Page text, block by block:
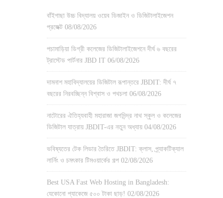
বাঁইগাছা উচ্চ বিদ্যালয় ওয়েব ডিজাইন ও ডিজিটালাইজেশন
প্রজেক্ট 08/08/2026
পচামাড়িয়া ডিগ্রী কলেজের ডিজিটালাইজেশনে দীর্ঘ ৬ বছরের
ট্রাস্টেড পার্টনার JBD IT 06/08/2026
দামনাশ মহাবিদ্যালয়ের ডিজিটাল রূপান্তরে JBDIT: দীর্ঘ ৭
বছরের নিরবচ্ছিন্ন বিশ্বাস ও পথচলা 06/08/2026
নাটোরের ঐতিহ্যবাহী মহারাজা জগদিন্দ্র নাথ স্কুল ও কলেজের
ডিজিটাল যাত্রায় JBDIT-এর নতুন অধ্যায় 04/08/2026
ভবিষ্যতের টেক লিডার তৈরিতে JBDIT: ক্লাস, প্র্যাকটিক্যাল
লার্নিং ও চমৎকার টিমওয়ার্কের গল্প 02/08/2026
Best USA Fast Web Hosting in Bangladesh:
যেকোনো প্যাকেজে ৫০০ টাকা ছাড়! 02/08/2026